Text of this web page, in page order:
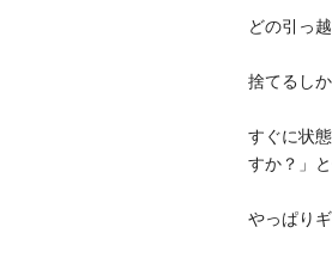
どの引っ
捨てるし
すぐに状
すか？」
やっぱり